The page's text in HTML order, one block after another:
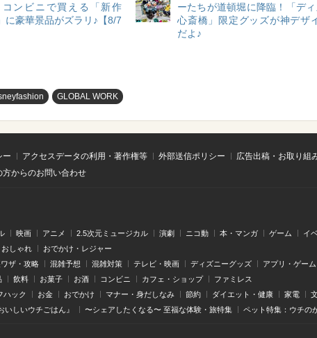
コンビニで買える「新作
に豪華景品がズラリ♪【8/7
ーたちが道頓堀に降臨！「デ
心斎橋」限定グッズが神デザ
だよ♪
GLOBAL WORK
ー アクセスデータの利用・著作権等 外部送信ポリシー
広告出稿・お取り組
からのお問い合わせ
映画 アニメ 2.5次元ミュージカル 演劇 ニコ動 本・マンガ ゲーム イ
おしゃれ おでかけ・レジャー
ザ・攻略 混雑予想 混雑対策 テレビ・映画 ディズニーグッズ アプリ・ゲーム
飲料 お菓子 お酒 コンビニ カフェ・ショップ ファミレス
ハック お金 おでかけ マナー・身だしなみ 節約 ダイエット・健康 家電
いしいウチごはん』 〜シェアしたくなる〜 至福な体験・旅特集 ペット特集：ウチの